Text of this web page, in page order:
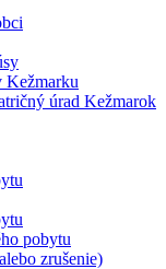
Kežmarku
úrad Kežmarok
pobytu
zrušenie)